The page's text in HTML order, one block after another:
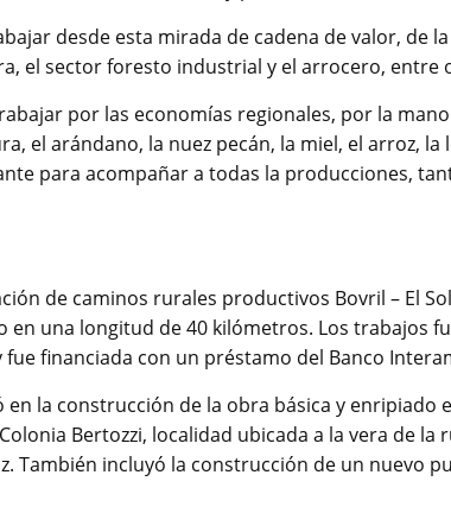
desde esta mirada de cadena de valor, de
el sector foresto industrial y el arrocero, entre
por las economías regionales, por la
el arándano, la nuez pecán, la miel, el arroz,
para acompañar a todas la producciones,
de caminos rurales productivos Bovril – El
en una longitud de 40 kilómetros. Los trabajos
fue financiada con un préstamo del Banco
en la construcción de la obra básica y enripiado
Bertozzi, localidad ubicada a la vera de la
También incluyó la construcción de un nuevo